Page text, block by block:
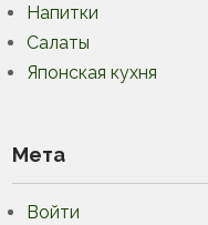
Напитки
Салаты
Японская кухня
Мета
Войти